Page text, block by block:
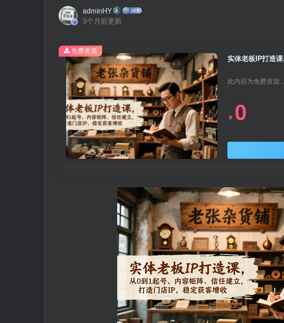
adminHY
3个月前更新
此内容为免费资源
￥ 0
免费资源